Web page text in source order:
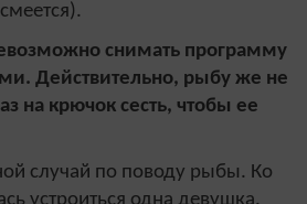
снимать программу
Действительно, рыбу же не
на крючок сесть, чтобы ее
случай по поводу рыбы. Ко